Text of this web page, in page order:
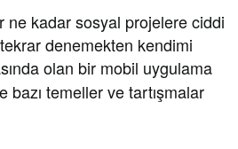
kadar sosyal projelere ciddi
denemekten kendimi
olan bir mobil uygulama
temeller ve tartışmalar